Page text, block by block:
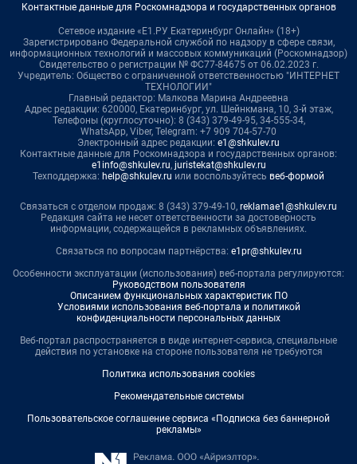
Контактные данные для Роскомнадзора и государственных органов
Сетевое издание «Е1.РУ Екатеринбург Онлайн» (18+)
Зарегистрировано Федеральной службой по надзору в сфере связи,
информационных технологий и массовых коммуникаций (Роскомнадзор)
Свидетельство о регистрации № ФС77-84675 от 06.02.2023 г.
Учредитель: Общество с ограниченной ответственностью "ИНТЕРНЕТ
ТЕХНОЛОГИИ"
Главный редактор: Малкова Марина Андреевна
Адрес редакции: 620000, Екатеринбург, ул. Шейнкмана, 10, 3-й этаж,
Телефоны (круглосуточно): 8 (343) 379-49-95, 34-555-34,
WhatsApp, Viber, Telegram: +7 909 704-57-70
Электронный адрес редакции: e1@shkulev.ru
Контактные данные для Роскомнадзора и государственных органов:
e1info@shkulev.ru, juristekat@shkulev.ru
Техподдержка: help@shkulev.ru или воспользуйтесь веб-формой
Связаться с отделом продаж: 8 (343) 379-49-10, reklamae1@shkulev.ru
Редакция сайта не несет ответственности за достоверность
информации, содержащейся в рекламных объявлениях.
Связаться по вопросам партнёрства: e1pr@shkulev.ru
Особенности эксплуатации (использования) веб-портала регулируются:
Руководством пользователя
Описанием функциональных характеристик ПО
Условиями использования веб-портала и политикой
конфиденциальности персональных данных
Веб-портал распространяется в виде интернет-сервиса, специальные
действия по установке на стороне пользователя не требуются
Политика использования cookies
Рекомендательные системы
Пользовательское соглашение сервиса «Подписка без баннерной
рекламы»